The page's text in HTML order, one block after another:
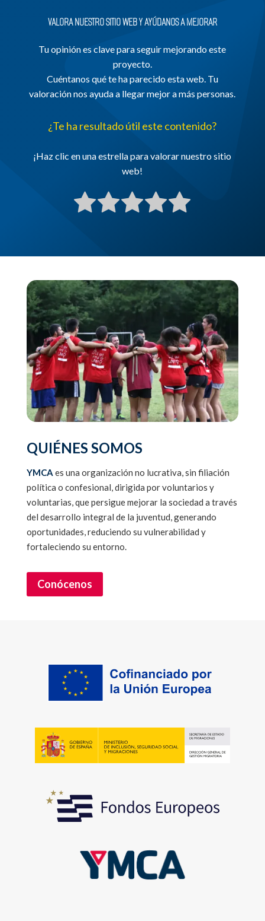
VALORA NUESTRO SITIO WEB Y AYÚDANOS A MEJORAR
Tu opinión es clave para seguir mejorando este
proyecto.
Cuéntanos qué te ha parecido esta web. Tu
valoración nos ayuda a llegar mejor a más personas.
¿Te ha resultado útil este contenido?
¡Haz clic en una estrella para valorar nuestro sitio
web!
QUIÉNES SOMOS
YMCA es una organización no lucrativa, sin filiación
política o confesional, dirigida por voluntarios y
voluntarias, que persigue mejorar la sociedad a través
del desarrollo integral de la juventud, generando
oportunidades, reduciendo su vulnerabilidad y
fortaleciendo su entorno.
Conócenos